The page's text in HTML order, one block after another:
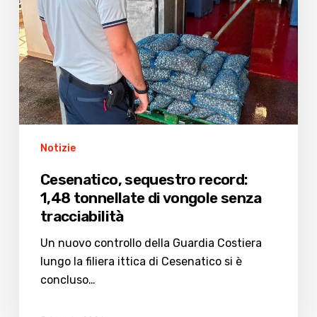
vongole
senza
tracciabilità
Notizie
Cesenatico, sequestro record:
1,48 tonnellate di vongole senza
tracciabilità
Un nuovo controllo della Guardia Costiera
lungo la filiera ittica di Cesenatico si è
concluso…